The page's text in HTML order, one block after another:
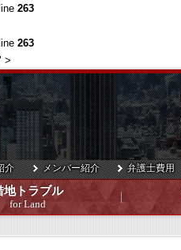
263
263
>
地トラブル
for Land
介 メンバー紹介 弁護士費用